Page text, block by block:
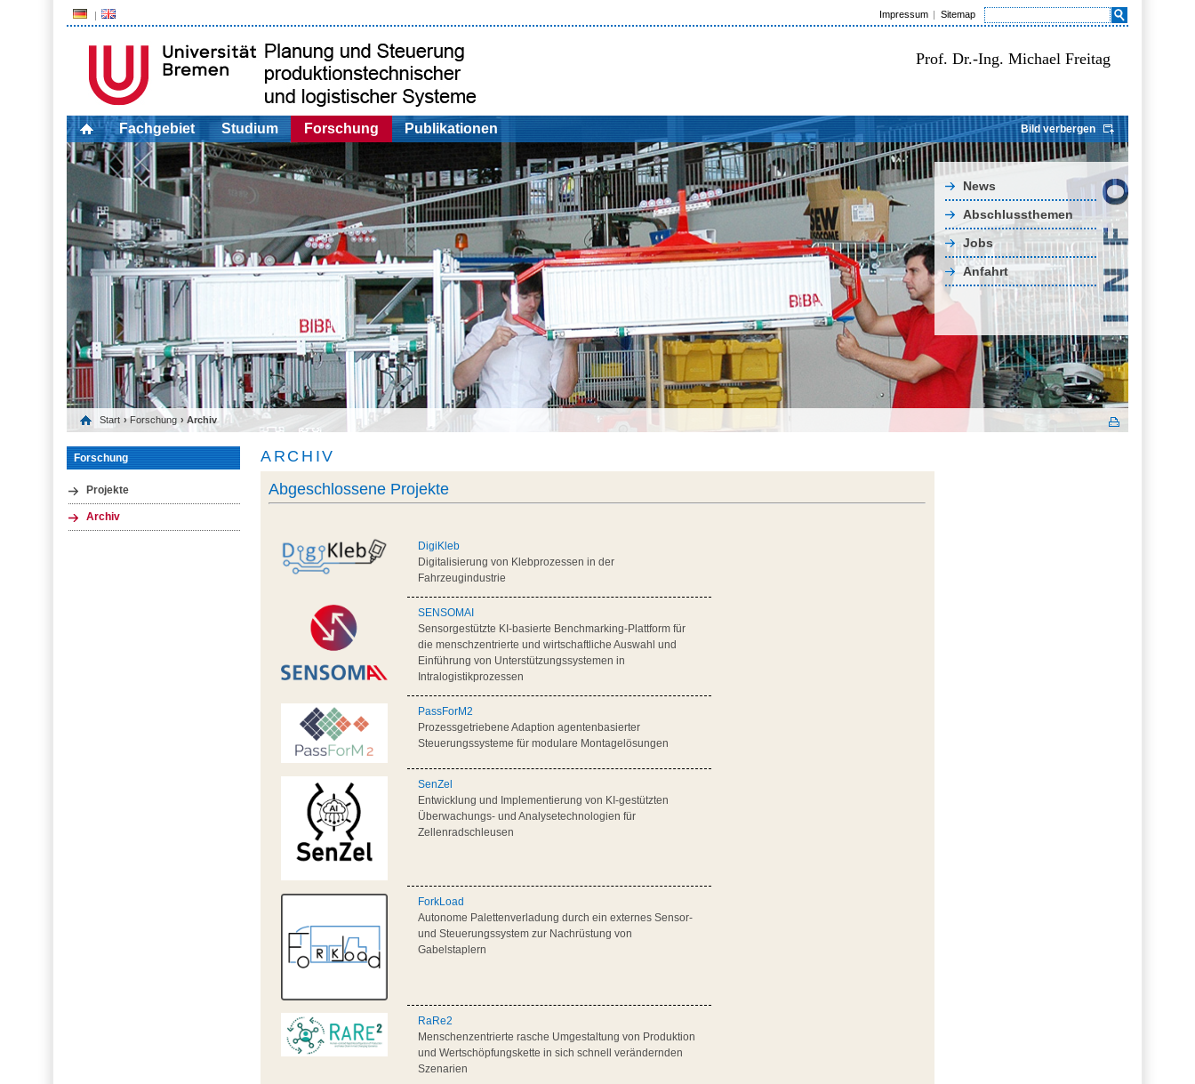
Impressum Sitemap
Prof. Dr.-Ing. Michael Freitag
Fachgebiet Studium Forschung Publikationen Bild verbergen
News
Abschlussthemen
Jobs
Anfahrt
Start › Forschung › Archiv
Forschung
Projekte
Archiv
ARCHIV
Abgeschlossene Projekte
DigiKleb
Digitalisierung von Klebprozessen in der
Fahrzeugindustrie
SENSOMAI
Sensorgestützte KI-basierte Benchmarking-Plattform für
die menschzentrierte und wirtschaftliche Auswahl und
Einführung von Unterstützungssystemen in
Intralogistikprozessen
PassForM2
Prozessgetriebene Adaption agentenbasierter
Steuerungssysteme für modulare Montagelösungen
SenZel
Entwicklung und Implementierung von KI-gestützten
Überwachungs- und Analysetechnologien für
Zellenradschleusen
ForkLoad
Autonome Palettenverladung durch ein externes Sensor-
und Steuerungssystem zur Nachrüstung von
Gabelstaplern
RaRe2
Menschenzentrierte rasche Umgestaltung von Produktion
und Wertschöpfungskette in sich schnell verändernden
Szenarien